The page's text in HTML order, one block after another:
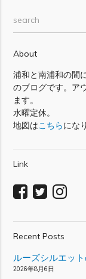
search
About
浦和と南浦和の間
のブログです。ア
ます。
水曜定休。
地図はこちらにな
Link
Recent Posts
ルーズシルエッ
2026年8月6日